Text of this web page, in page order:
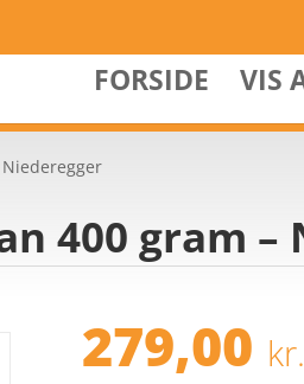
FORSIDE VIS
400 gram –
279,00 kr.